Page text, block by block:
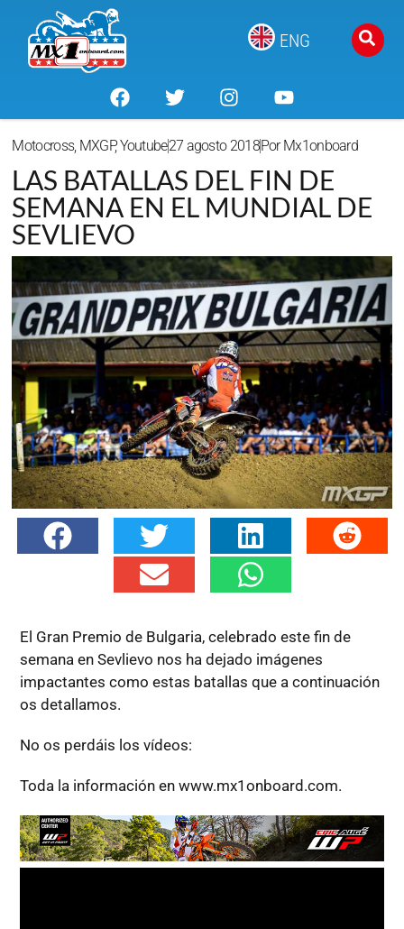
ENG
Motocross, MXGP,Youtube27 agosto 2018PorMx1onboard
LAS BATALLAS DEL FIN DE
SEMANA EN EL MUNDIAL DE
SEVLIEVO
El Gran Premio de Bulgaria, celebrado este fin de
semana en Sevlievo nos ha dejado imágenes
impactantes como estas batallas que a continuación
os detallamos.
No os perdáis los vídeos:
Toda la información en www.mx1onboard.com.